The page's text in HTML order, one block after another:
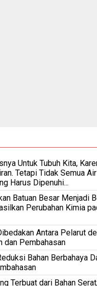
Untuk Tubuh Kita,
Tetapi Tidak Semua
Harus Dipenuhi...
Batuan Besar Menjadi
Perubahan Kimia
Antara Pelarut
dan Pembahasan
Bahan Berbahaya
Terbuat dari Bahan